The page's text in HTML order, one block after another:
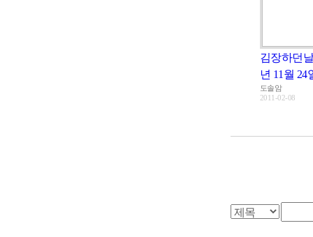
김장하던
년 11월 24
도솔암
2011-02-08